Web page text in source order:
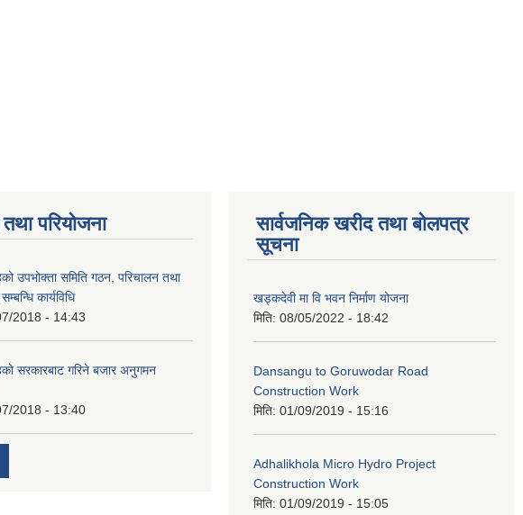
परियोजना
उपभोक्ता समिति गठन, परिचालन तथा
कार्यविधि
2018 - 14:43
सरकारबाट गरिने बजार अनुगमन
2018 - 13:40
सार्वजनिक खरीद तथा बोलपत्र
सूचना
खड्कदेवी मा वि भवन निर्माण योजना
मिति: 08/05/2022 - 18:42
Dansangu to Goruwodar Road
Construction Work
मिति: 01/09/2019 - 15:16
Adhalikhola Micro Hydro Project
Construction Work
मिति: 01/09/2019 - 15:05